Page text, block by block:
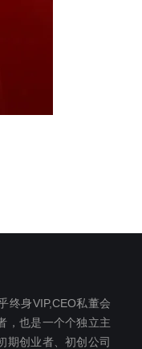
终身VIP,CEO私董会
，也是一个个独立主
期创业者、初创公司